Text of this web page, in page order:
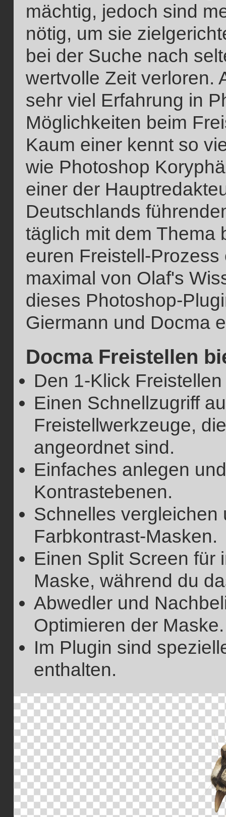
mächtig, jedoch sind
nötig, um sie
bei der Suche nach
wertvolle Zeit verloren.
sehr viel Erfahrung in
Möglichkeiten beim
Kaum einer kennt so
wie Photoshop
einer der
Deutschlands
täglich mit dem Thema
euren Freistell-
maximal von Olaf's
dieses Photoshop-
Giermann und Docma
Docma Freistellen
Den 1-Klick
Einen Schnellzugriff
Freistellwerkzeuge,
angeordnet sind.
Einfaches anlegen
Kontrastebenen.
Schnelles
Farbkontrast-Masken.
Einen Split Screen für
Maske, während du
Abwedler und
Optimieren der Maske.
Im Plugin sind
enthalten.